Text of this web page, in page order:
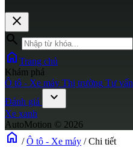
close
search
home Trang chủ
Khám phá
Ô tô - Xe máy Thị trường Tư vấn
Đánh giá
expand_more
Xe xanh
AutoMotion © 2026
home / Ô tô - Xe máy / Chi tiết